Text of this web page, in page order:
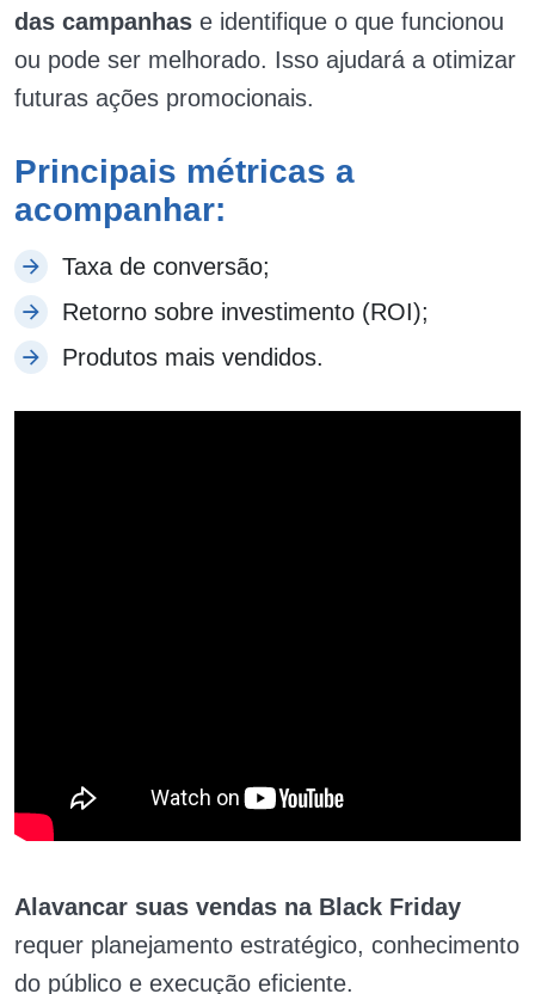
das campanhas e identifique o que funcionou
ou pode ser melhorado. Isso ajudará a otimizar
futuras ações promocionais.
Principais métricas a
acompanhar:
Taxa de conversão;
Retorno sobre investimento (ROI);
Produtos mais vendidos.
Alavancar suas vendas na Black Friday
requer planejamento estratégico, conhecimento
do público e execução eficiente.